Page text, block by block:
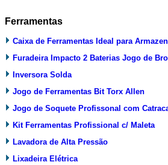
Ferramentas
Caixa de Ferramentas Ideal para
Furadeira Impacto 2 Baterias Jogo de
Inversora Solda
Jogo de Ferramentas Bit Torx Allen
Jogo de Soquete Profissonal com
Kit Ferramentas Profissional c/ Maleta
Lavadora de Alta Pressão
Lixadeira Elétrica